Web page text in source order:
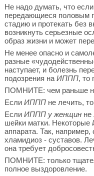
Не надо думать, что
передающиеся половым
стадию и протекать без
возникнуть серьезные
образ жизни и может
Не менее опасно и
разные
наступает, и болезнь
подозрения на ИППП, то
ПОМНИТЕ: чем раньше
Если ИППП не лечить,
Если ИППП у женщин не
шейки матки. Некоторые
аппарата. Так,
хламидиоз - суставов.
она требует
ПОМНИТЕ: только
полное выздоровление.